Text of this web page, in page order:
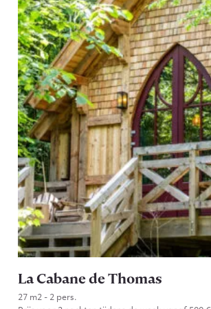
La Cabane de Thomas
27 m2 - 2 pers.